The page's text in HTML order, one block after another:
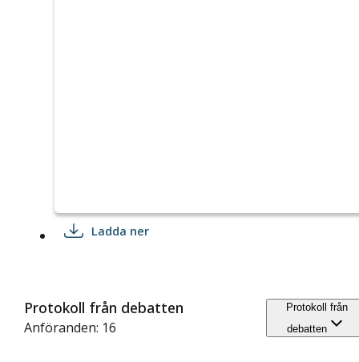
Ladda ner
Protokoll från debatten
Anföranden: 16
Protokoll från
debatten